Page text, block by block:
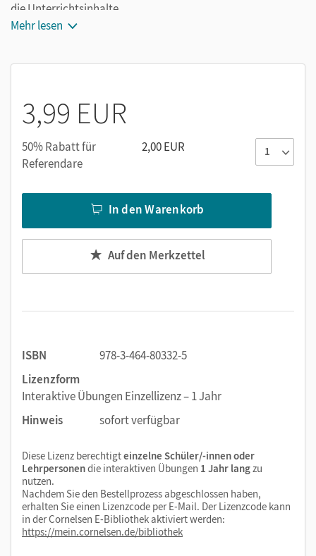
die Unterrichtsinhalte.
Mit abwechslungsreichen Übungen in unterschiedlichen
Dadurch eignen sich die interaktiven Übungen auch optimal
für das Üben zu Hause.
Mehr lesen
3,99 EUR
50% Rabatt für
Referendare
2,00 EUR
In den Warenkorb
Auf den Merkzettel
ISBN
978-3-464-80332-5
Lizenzform
Interaktive Übungen Einzellizenz – 1 Jahr
Hinweis
sofort verfügbar
Diese Lizenz berechtigteinzelne Schüler/-innen oder
Lehrpersonendie interaktiven Übungen 1 Jahr langzu
nutzen.
Nachdem Sie den Bestellprozess abgeschlossen haben,
erhalten Sie einen Lizenzcode per E-Mail. Der Lizenzcode kann
in der Cornelsen E-Bibliothek aktiviert werden:
https://mein.cornelsen.de/bibliothek